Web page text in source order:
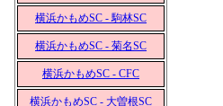
横浜かもめSC - 駒林SC
横浜かもめSC - 菊名SC
横浜かもめSC - CFC
横浜かもめSC - 大曽根SC